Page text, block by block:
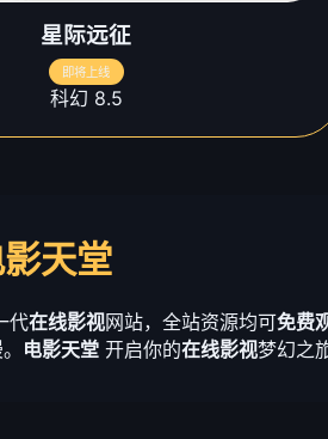
星际远征
即将上线
科幻 8.5
天堂
代在线影视网站，全站资源均可免费
电影天堂 开启你的在线影视梦幻之